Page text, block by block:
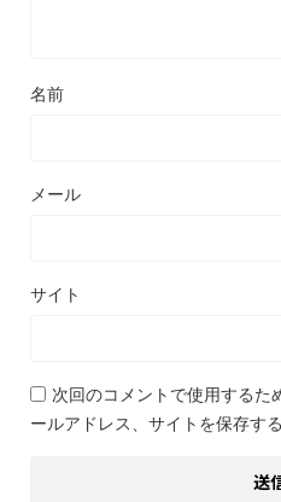
名前
メール
サイト
次回のコメントで使用するた
ールアドレス、サイトを保存する